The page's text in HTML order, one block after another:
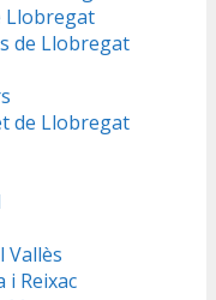
Llobregat
de Llobregat
de Llobregat
Vallès
i Reixac